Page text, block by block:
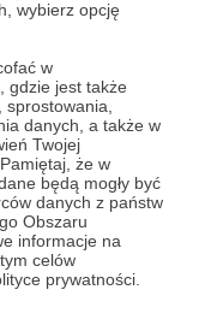
wybierz opcję
w
gdzie jest także
danych, a także w
Twojej
że w
będą mogły być
danych z państw
Obszaru
informacje na
celów
prywatności.